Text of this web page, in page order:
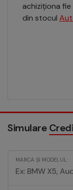
achiziționa
din stocul
Simulare
MARCA ȘI MODELUL: